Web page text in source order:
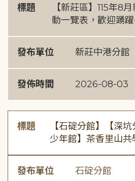
標題
【新莊區】115年8
動一覽表，歡迎踴躍
發布單位 新莊中港分館
發佈時間 2026-08-03
標題
【石碇分館】【深
少年館】茶香里山共
發布單位 石碇分館